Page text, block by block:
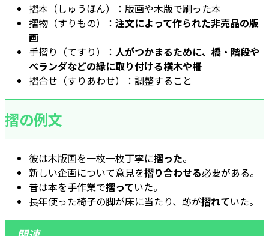
摺本（しゅうほん）：版画や木版で刷った本
摺物（すりもの）： 注文によって作られた非売品の版
画
手摺り（てすり）： 人がつかまるために、橋・階段や
ベランダなどの縁に取り付ける横木や柵
摺合せ（すりあわせ）：調整すること
摺の例文
彼は木版画を一枚一枚丁寧に摺った。
新しい企画について意見を摺り合わせる必要がある。
昔は本を手作業で摺っていた。
長年使った椅子の脚が床に当たり、跡が摺れていた。